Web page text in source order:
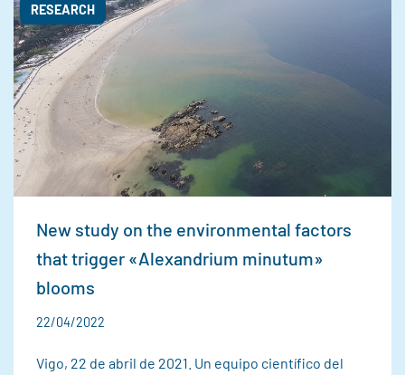
New study on the environmental factors
that trigger «Alexandrium minutum»
blooms
RESEARCH
22/04/2022
Vigo, 22 de abril de 2021. Un equipo científico del